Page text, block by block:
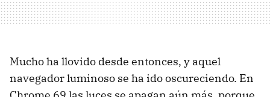
Mucho ha llovido desde entonces, y aquel
navegador luminoso se ha ido oscureciendo. En